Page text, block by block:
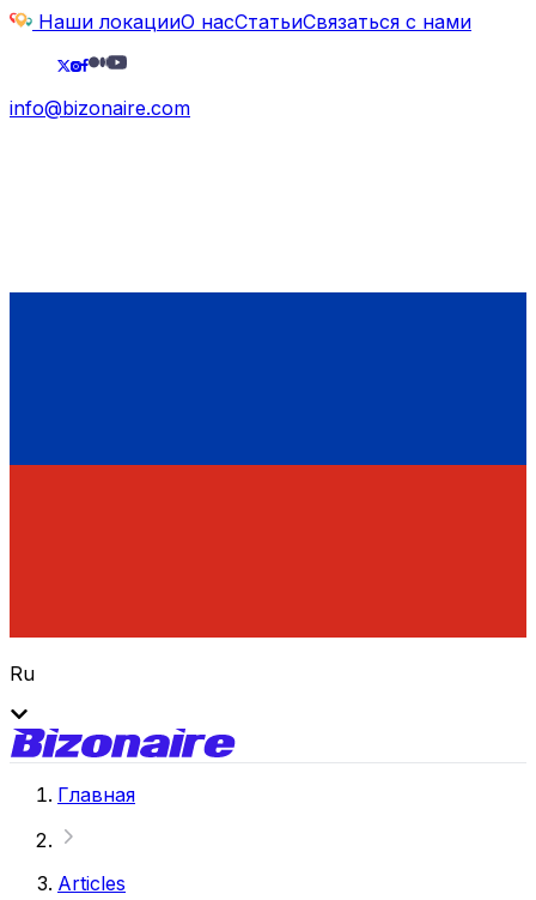
Наши локацииО насСтатьиСвязаться с нами
info@bizonaire.com
Ru
Главная
Articles